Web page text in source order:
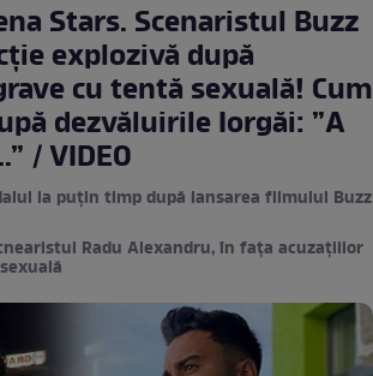
Stars. Scenaristul Buzz
explozivă după
cu tentă sexuală! Cum
dezvăluirile Iorgăi: ”A
/ VIDEO
la puțin timp după lansarea filmului Buzz
Radu Alexandru, în fața acuzațiilor